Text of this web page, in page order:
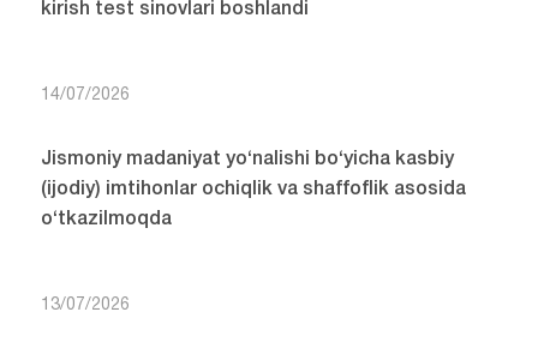
kirish test sinovlari boshlandi
14/07/2026
Jismoniy madaniyat yo‘nalishi bo‘yicha kasbiy
(ijodiy) imtihonlar ochiqlik va shaffoflik asosida
o‘tkazilmoqda
13/07/2026